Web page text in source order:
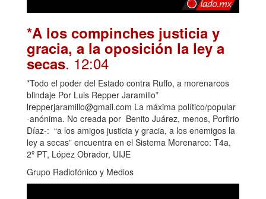
*A los compinches justicia y
gracia, a la oposición la ley a
secas. 12:04
*Todo el poder del Estado contra Ruffo, a morenarcos
blindaje Por Luis Repper Jaramillo*
lrepperjaramillo@gmail.com La máxima político/popular
-anónima. No creada por Benito Juárez, menos, Porfirio
Díaz-: “a los amigos justicia y gracia, a los enemigos la
ley a secas” encuentra en el Sistema Morenarco: T4a,
2º PT, López Obrador, UIJE
Grupo Radiofónico y Medios